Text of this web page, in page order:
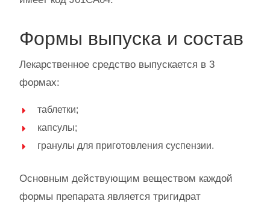
Формы выпуска и состав
Лекарственное средство выпускается в 3
формах:
таблетки;
капсулы;
гранулы для приготовления суспензии.
Основным действующим веществом каждой
формы препарата является тригидрат